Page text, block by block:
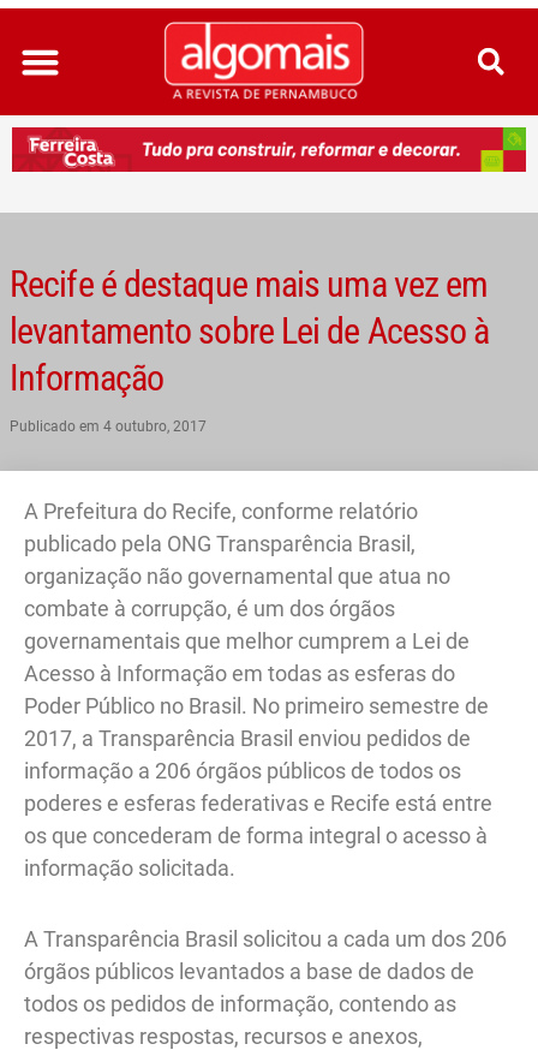
Ir
para
conteúdo
Recife é destaque mais uma vez em
levantamento sobre Lei de Acesso à
Informação
Publicado em 4 outubro, 2017
A Prefeitura do Recife, conforme relatório
publicado pela ONG Transparência Brasil,
organização não governamental que atua no
combate à corrupção, é um dos órgãos
governamentais que melhor cumprem a Lei de
Acesso à Informação em todas as esferas do
Poder Público no Brasil. No primeiro semestre de
2017, a Transparência Brasil enviou pedidos de
informação a 206 órgãos públicos de todos os
poderes e esferas federativas e Recife está entre
os que concederam de forma integral o acesso à
informação solicitada.
A Transparência Brasil solicitou a cada um dos 206
órgãos públicos levantados a base de dados de
todos os pedidos de informação, contendo as
respectivas respostas, recursos e anexos,